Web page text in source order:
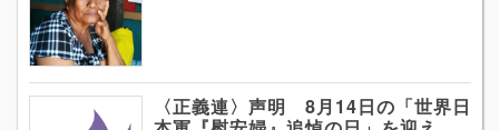
〈正義連〉声明 8月14日の「世界日